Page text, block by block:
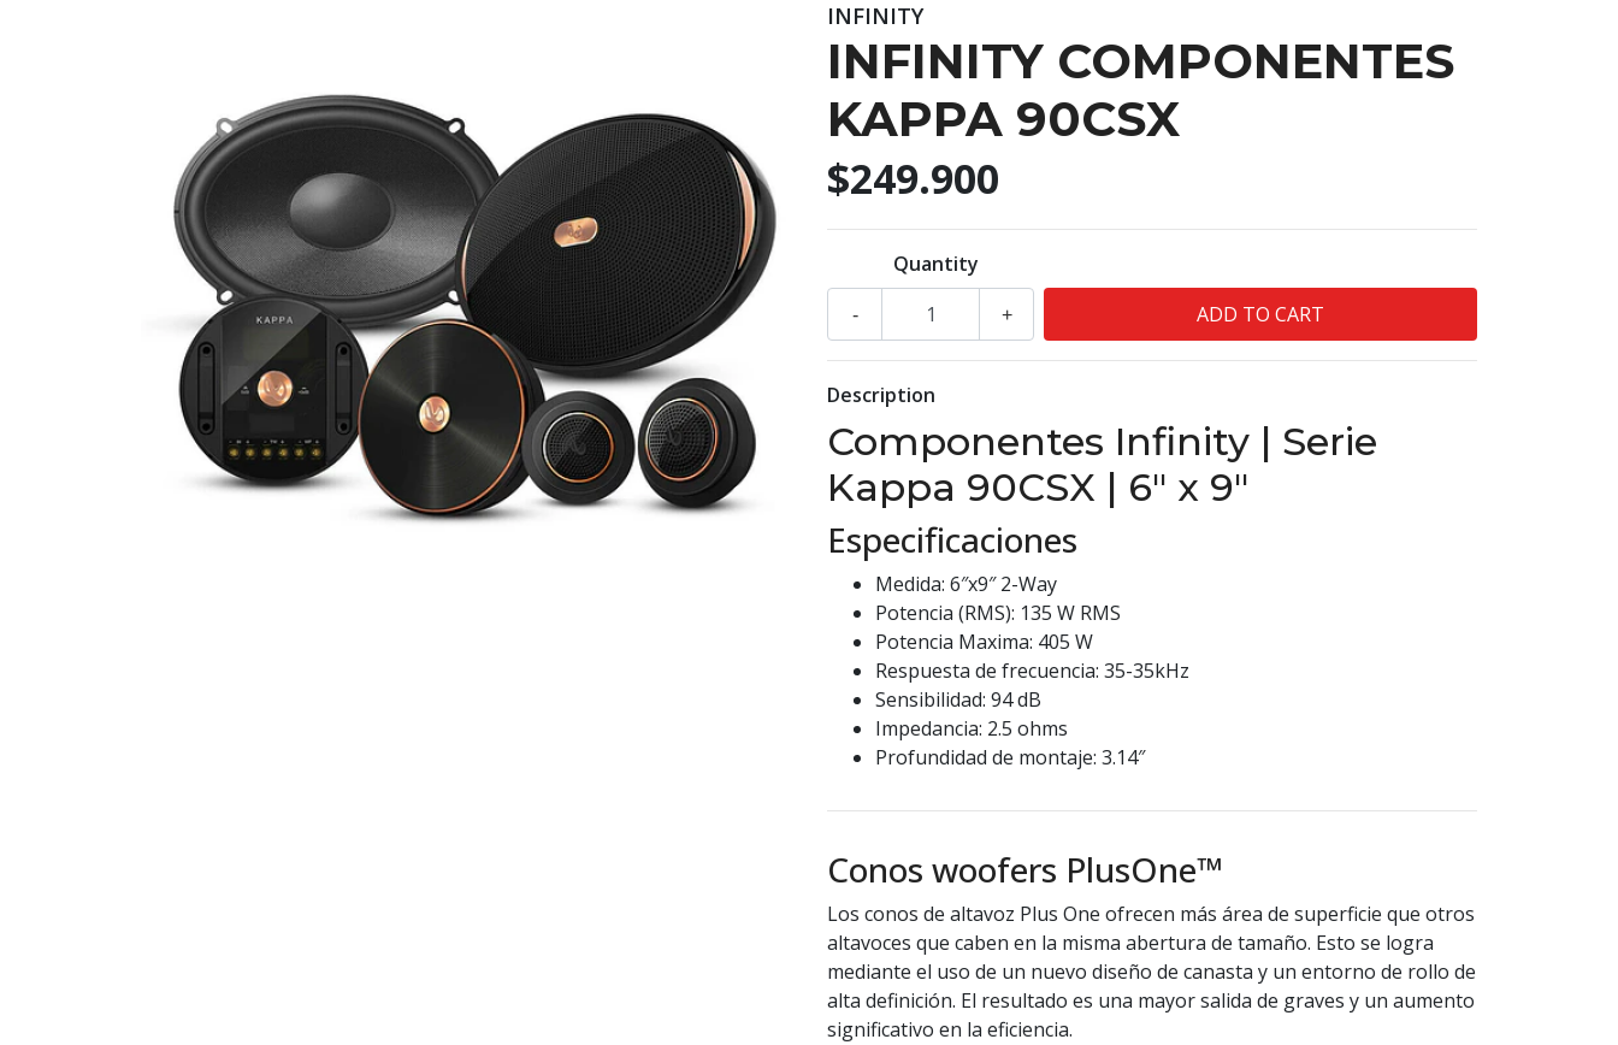
INFINITY
INFINITY COMPONENTES
KAPPA 90CSX
$249.900
Quantity
+
-
Description
Componentes Infinity | Serie
Kappa 90CSX | 6″ x 9″
Especificaciones
Medida: 6″x9″ 2-Way
Potencia (RMS): 135 W RMS
Potencia Maxima: 405 W
Respuesta de frecuencia: 35-35kHz
Sensibilidad: 94 dB
Impedancia: 2.5 ohms
Profundidad de montaje: 3.14″
Conos woofers PlusOne™
Los conos de altavoz Plus One ofrecen más área de superficie que otros
altavoces que caben en la misma abertura de tamaño. Esto se logra
mediante el uso de un nuevo diseño de canasta y un entorno de rollo de
alta definición. El resultado es una mayor salida de graves y un aumento
significativo en la eficiencia.